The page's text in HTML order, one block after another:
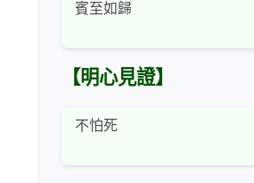
賓至如歸
【明心見證】
不怕死